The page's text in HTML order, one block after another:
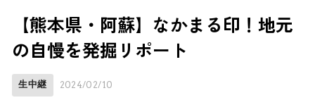
【熊本県・阿蘇】なかまる印！地元
の自慢を発掘リポート
生中継 2024/02/10